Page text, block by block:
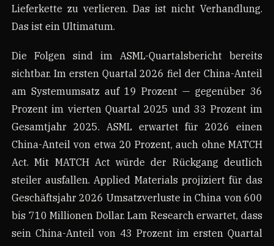
Lieferkette zu verlieren. Das ist nicht Verhandlung.
Das ist ein Ultimatum.
Die Folgen sind im ASML-Quartalsbericht bereits
sichtbar. Im ersten Quartal 2026 fiel der China-Anteil
am Systemumsatz auf 19 Prozent — gegenüber 36
Prozent im vierten Quartal 2025 und 33 Prozent im
Gesamtjahr 2025. ASML erwartet für 2026 einen
China-Anteil von etwa 20 Prozent, auch ohne MATCH
Act. Mit MATCH Act würde der Rückgang deutlich
steiler ausfallen. Applied Materials projiziert für das
Geschäftsjahr 2026 Umsatzverluste in China von 600
bis 710 Millionen Dollar. Lam Research erwartet, dass
sein China-Anteil von 43 Prozent im ersten Quartal